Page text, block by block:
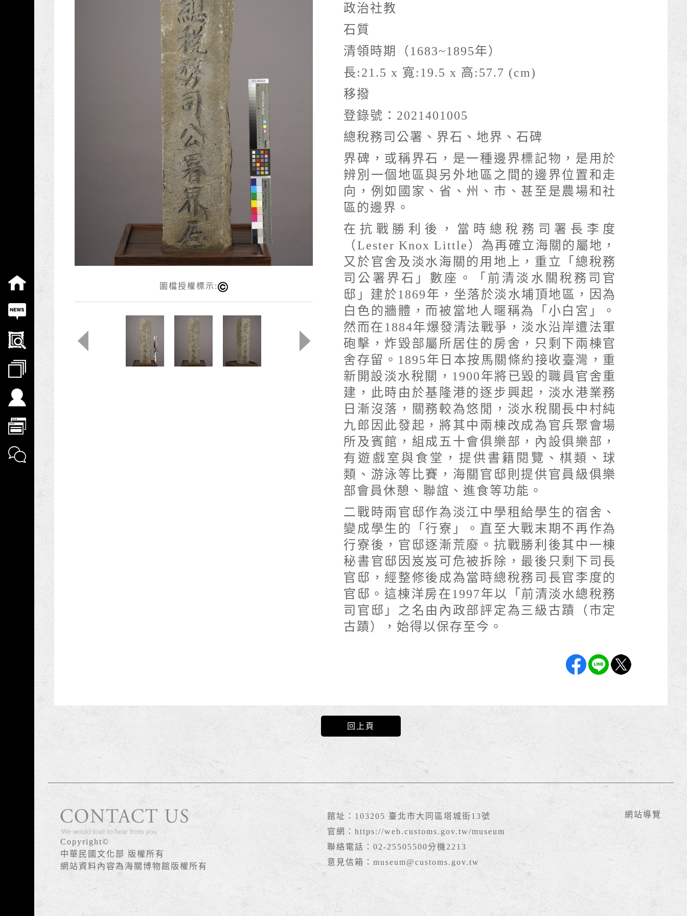
圖檔授權標示:
政治社教
石質
清領時期（1683~1895年）
長:21.5 x 寬:19.5 x 高:57.7 (cm)
移撥
登錄號：2021401005
總稅務司公署、界石、地界、石碑
界碑，或稱界石，是一種邊界標記物，是用於
辨別一個地區與另外地區之間的邊界位置和走
向，例如國家、省、州、市、甚至是農場和社
區的邊界。
在抗戰勝利後，當時總稅務司署長李度
（Lester Knox Little）為再確立海關的屬地，
又於官舍及淡水海關的用地上，重立「總稅務
司公署界石」數座。「前清淡水關稅務司官
邸」建於1869年，坐落於淡水埔頂地區，因為
白色的牆體，而被當地人暱稱為「小白宮」。
然而在1884年爆發清法戰爭，淡水沿岸遭法軍
砲擊，炸毀部屬所居住的房舍，只剩下兩棟官
舍存留。1895年日本按馬關條約接收臺灣，重
新開設淡水稅關，1900年將已毀的職員官舍重
建，此時由於基隆港的逐步興起，淡水港業務
日漸沒落，關務較為悠閒，淡水稅關長中村純
九郎因此發起，將其中兩棟改成為官兵聚會場
所及賓館，組成五十會俱樂部，內設俱樂部，
有遊戲室與食堂，提供書籍閱覽、棋類、球
類、游泳等比賽，海關官邸則提供官員級俱樂
部會員休憩、聯誼、進食等功能。
二戰時兩官邸作為淡江中學租給學生的宿舍、
變成學生的「行寮」。直至大戰末期不再作為
行寮後，官邸逐漸荒廢。抗戰勝利後其中一棟
秘書官邸因岌岌可危被拆除，最後只剩下司長
官邸，經整修後成為當時總稅務司長官李度的
官邸。這棟洋房在1997年以「前清淡水總稅務
司官邸」之名由內政部評定為三級古蹟（市定
古蹟），始得以保存至今。
回上頁
版權宣告
Copyright©
中華民國文化部 版權所有
網站資料內容為海關博物館版權所有
館址：103205 臺北市大同區塔城街13號
官網： https://web.customs.gov.tw/museum
聯絡電話：02-25505500分機2213
意見信箱：museum@customs.gov.tw
網站導覽